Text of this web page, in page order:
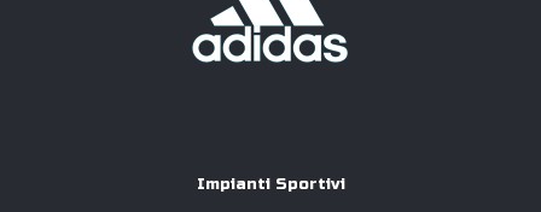
Impianti Sportivi